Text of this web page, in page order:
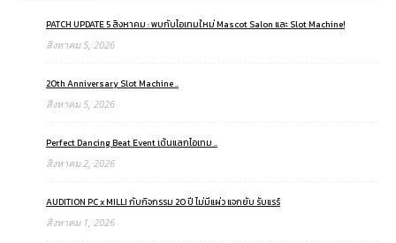
PATCH UPDATE 5 สิงหาคม : พบกับไอเทมใหม่ Mascot Salon และ Slot Machine!
สิงหาคม 5, 2026
20th Anniversary Slot Machine ..
สิงหาคม 5, 2026
Perfect Dancing Beat Event เต้นแลกไอเทม ..
สิงหาคม 2, 2026
AUDITION PC x MILLI กับกิจกรรม 20 ปี ไม่มีแผ่ว แจกยับ รับแรร์
สิงหาคม 1, 2026